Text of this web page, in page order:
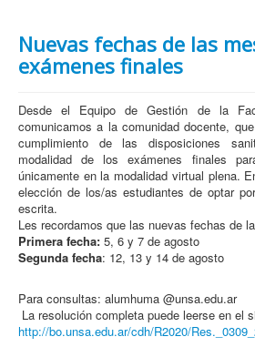
Nuevas fechas de las
exámenes finales
Desde el Equipo de Gestión de la
comunicamos a la comunidad docente,
cumplimiento de las disposiciones
modalidad de los exámenes finales
únicamente en la modalidad virtual plena.
elección de los/as estudiantes de optar
escrita.
Les recordamos que las nuevas fechas de
Primera fecha: 5, 6 y 7 de agosto
Segunda fecha: 12, 13 y 14 de agosto
Para consultas: alumhuma @unsa.edu.ar
La resolución completa puede leerse en el
http://bo.unsa.edu.ar/cdh/R2020/